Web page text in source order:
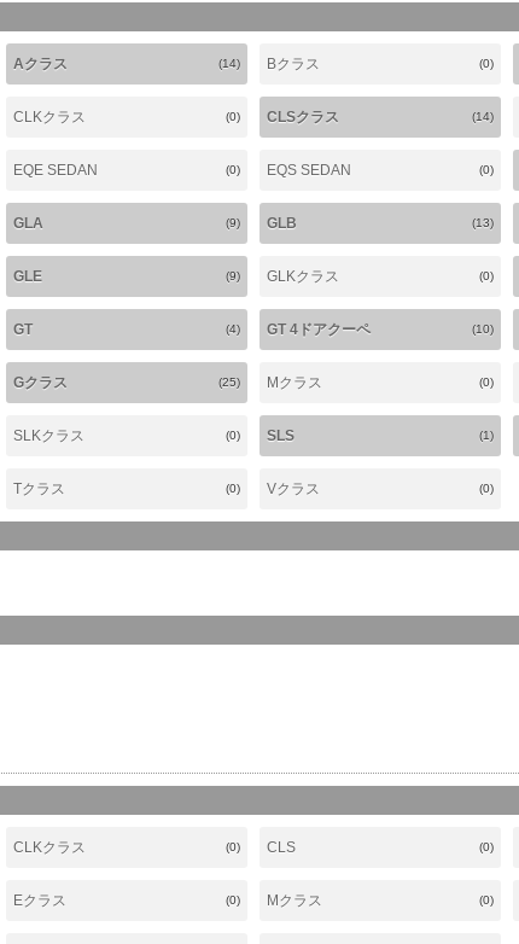
Aクラス (14) Bクラス (0)
CLKクラス (0) CLSクラス (14)
EQE SEDAN (0) EQS SEDAN (0)
GLA (9) GLB (13)
GLE (9) GLKクラス (0)
GT (4) GT 4ドアクーペ (10)
Gクラス (25) Mクラス (0)
SLKクラス (0) SLS (1)
Tクラス (0) Vクラス (0)
CLKクラス (0) CLS (0)
Eクラス (0) Mクラス (0)